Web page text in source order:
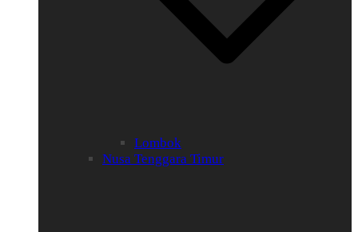
Lombok
Nusa Tenggara Timur